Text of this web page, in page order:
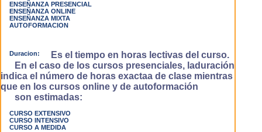
ENSEÑANZA PRESENCIAL
ENSEÑANZA ONLINE
ENSEÑANZA MIXTA
AUTOFORMACION
Duracion:
Es el tiempo en horas lectivas del curso.
En el caso de los cursos presenciales, laduración
indica el número de horas exactaa de clase mientras
que en los cursos online y de autoformación
son estimadas:
CURSO EXTENSIVO
CURSO INTENSIVO
CURSO A MEDIDA